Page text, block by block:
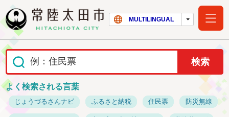
常陸太田市ホー
MULTILINGUAL
よく検索される言葉
じょうづるさんナビ ふるさと納税 住民票 防災無線